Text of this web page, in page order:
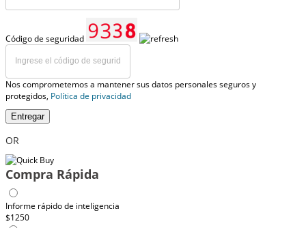
Código de seguridad
Nos comprometemos a mantener sus datos personales seguros y
protegidos, Política de privacidad
Entregar
OR
Compra Rápida
Informe rápido de inteligencia
$1250